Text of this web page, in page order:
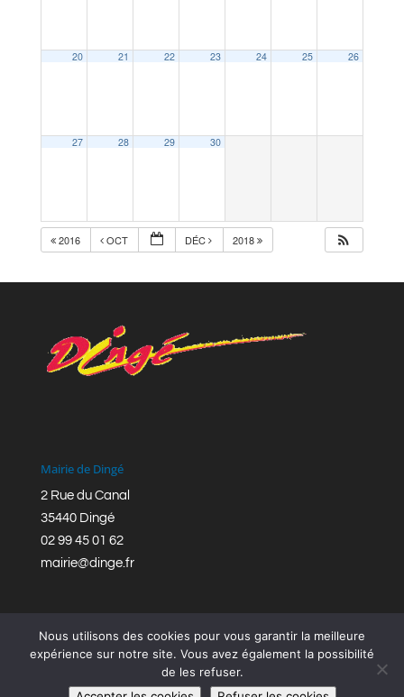
20 21 22 23 24 25 26
27 28 29 30
2016 OCT DÉC 2018
Mairie de Dingé
2 Rue du Canal
35440 Dingé
02 99 45 01 62
mairie@dinge.fr
Réalisation © Mairie de Dingé,Bretagne Romantique
Nous utilisons des cookies pour vous garantir la meilleure
expérience sur notre site. Vous avez également la possibilité
de les refuser.